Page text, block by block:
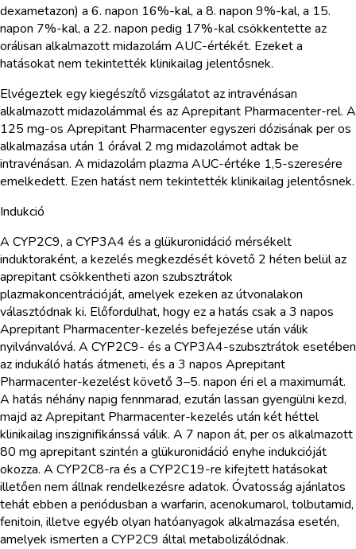
dexametazon) a 6. napon 16%-kal, a 8. napon 9%-kal, a 15.
napon 7%-kal, a 22. napon pedig 17%-kal csökkentette az
orálisan alkalmazott midazolám AUC-értékét. Ezeket a
hatásokat nem tekintették klinikailag jelentősnek.
Elvégeztek egy kiegészítő vizsgálatot az intravénásan
alkalmazott midazolámmal és az Aprepitant Pharmacenter-rel. A
125 mg-os Aprepitant Pharmacenter egyszeri dózisának per os
alkalmazása után 1 órával 2 mg midazolámot adtak be
intravénásan. A midazolám plazma AUC-értéke 1,5-szeresére
emelkedett. Ezen hatást nem tekintették klinikailag jelentősnek.
Indukció
A CYP2C9, a CYP3A4 és a glükuronidáció mérsékelt
induktoraként, a kezelés megkezdését követő 2 héten belül az
aprepitant csökkentheti azon szubsztrátok
plazmakoncentrációját, amelyek ezeken az útvonalakon
választódnak ki. Előfordulhat, hogy ez a hatás csak a 3 napos
Aprepitant Pharmacenter-kezelés befejezése után válik
nyilvánvalóvá. A CYP2C9- és a CYP3A4-szubsztrátok esetében
az indukáló hatás átmeneti, és a 3 napos Aprepitant
Pharmacenter-kezelést követő 3–5. napon éri el a maximumát.
A hatás néhány napig fennmarad, ezután lassan gyengülni kezd,
majd az Aprepitant Pharmacenter-kezelés után két héttel
klinikailag inszignifikánssá válik. A 7 napon át, per os alkalmazott
80 mg aprepitant szintén a glükuronidáció enyhe indukcióját
okozza. A CYP2C8-ra és a CYP2C19-re kifejtett hatásokat
illetően nem állnak rendelkezésre adatok. Óvatosság ajánlatos
tehát ebben a periódusban a warfarin, acenokumarol, tolbutamid,
fenitoin, illetve egyéb olyan hatóanyagok alkalmazása esetén,
amelyek ismerten a CYP2C9 által metabolizálódnak.